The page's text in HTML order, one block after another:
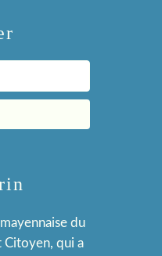
du
Citoyen, qui a